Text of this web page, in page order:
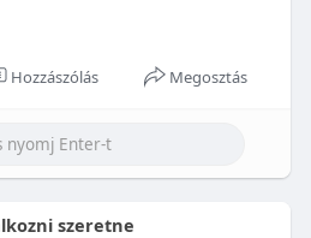
Hozzászólás Megosztás
szeretne